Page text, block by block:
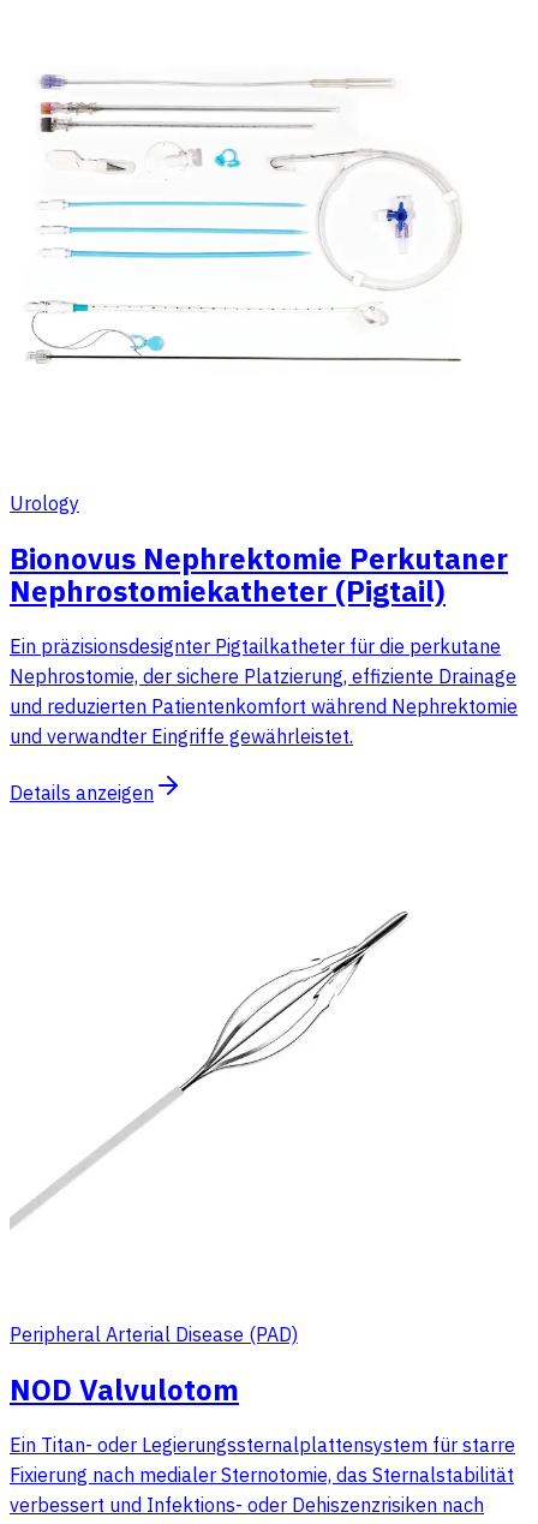
Urology
Bionovus Nephrektomie Perkutaner
Nephrostomiekatheter (Pigtail)
Ein präzisionsdesignter Pigtailkatheter für die perkutane
Nephrostomie, der sichere Platzierung, effiziente Drainage
und reduzierten Patientenkomfort während Nephrektomie
und verwandter Eingriffe gewährleistet.
Details anzeigen
Peripheral Arterial Disease (PAD)
NOD Valvulotom
Ein Titan- oder Legierungssternalplattensystem für starre
Fixierung nach medialer Sternotomie, das Sternalstabilität
verbessert und Infektions- oder Dehiszenzrisiken nach